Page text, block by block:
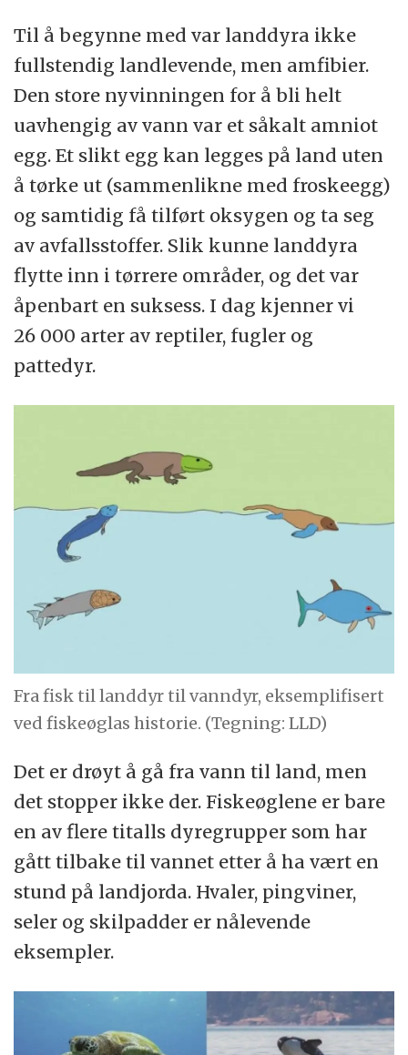
Til å begynne med var landdyra ikke
fullstendig landlevende, men amfibier.
Den store nyvinningen for å bli helt
uavhengig av vann var et såkalt amniot
egg. Et slikt egg kan legges på land uten
å tørke ut (sammenlikne med froskeegg)
og samtidig få tilført oksygen og ta seg
av avfallsstoffer. Slik kunne landdyra
flytte inn i tørrere områder, og det var
åpenbart en suksess. I dag kjenner vi
26 000 arter av reptiler, fugler og
pattedyr.
Fra fisk til landdyr til vanndyr, eksemplifisert
ved fiskeøglas historie. (Tegning: LLD)
Det er drøyt å gå fra vann til land, men
det stopper ikke der. Fiskeøglene er bare
en av flere titalls dyregrupper som har
gått tilbake til vannet etter å ha vært en
stund på landjorda. Hvaler, pingviner,
seler og skilpadder er nålevende
eksempler.